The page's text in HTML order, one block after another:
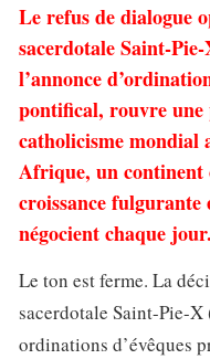
Le refus de dialogue
sacerdotale Saint-
l’annonce
pontifical, rouvre
catholicisme mondial
Afrique, un continent
croissance
négocient chaque jour.
Le ton est ferme. La
sacerdotale Saint-Pie-X
ordinations d’évêques